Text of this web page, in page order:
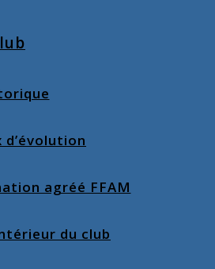
d’évolution
agréé FFAM
du club